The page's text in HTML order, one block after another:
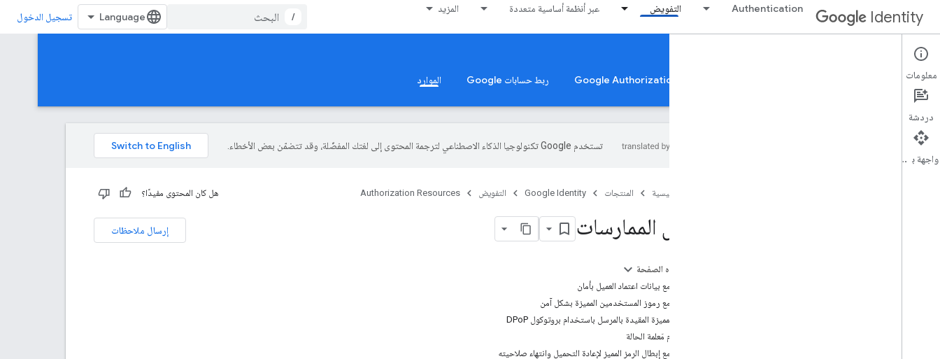
Identity
Authentication التفويض عبر أنظمة أساسية متعددة المزيد
/ تسجيل الدخول
Authorization Resources
تفويض حساب Google ربط حسابات Google الموارد
تستخدم Google تكنولوجيا الذكاء الاصطناعي لترجمة المحتوى إلى لغتك المفضّلة، وقد تتضمّن بعض الأخطاء.
الصفحة الرئيسية المنتجات Google Identity التفويض Authorization Resources هل كان المحتوى مفيدًا؟
إرسال ملاحظات أفضل الممارسات
على هذه الصفحة
التعامل مع بيانات اعتماد العميل بأمان
التعامل مع رموز المستخدمين المميزة بشكل آمن
الرموز المميزة المقيدة بالمرسل باستخدام بروتوكول DPoP
استخدام مَعلمة الحالة
التعامل مع إبطال الرمز المميز لإعادة التحميل وانتهاء صلاحيته
معلومات
دردشة
واجهة برمجة التطبيقات